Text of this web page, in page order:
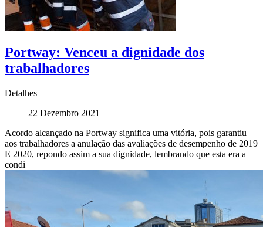
Portway: Venceu a dignidade dos
trabalhadores
Detalhes
22 Dezembro 2021
Acordo alcançado na Portway significa uma vitória, pois garantiu
aos trabalhadores a anulação das avaliações de desempenho de 2019
E 2020, repondo assim a sua dignidade, lembrando que esta era a
condi